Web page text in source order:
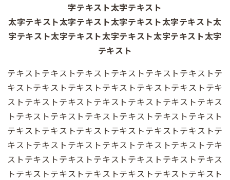
字テキスト太字テキスト
太字テキスト太字テキスト太字テキスト太字テキスト太
字テキスト太字テキスト太字テキスト太字テキスト太字
テキスト
テキストテキストテキストテキストテキストテキストテ
キストテキストテキストテキストテキストテキストテキ
ストテキストテキストテキストテキストテキストテキス
トテキストテキストテキストテキストテキストテキスト
テキストテキストテキストテキストテキストテキストテ
キストテキストテキストテキストテキストテキストテキ
ストテキストテキストテキストテキストテキストテキス
トテキストテキストテキストテキストテキストテキスト